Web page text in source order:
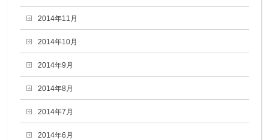
2014年11月
2014年10月
2014年9月
2014年8月
2014年7月
2014年6月